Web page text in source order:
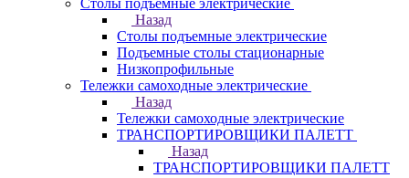
Столы подъемные электрические
Назад
Столы подъемные электрические
Подъемные столы стационарные
Низкопрофильные
Тележки самоходные электрические
Назад
Тележки самоходные электрические
ТРАНСПОРТИРОВЩИКИ ПАЛЕТТ
Назад
ТРАНСПОРТИРОВЩИКИ ПАЛЕТТ